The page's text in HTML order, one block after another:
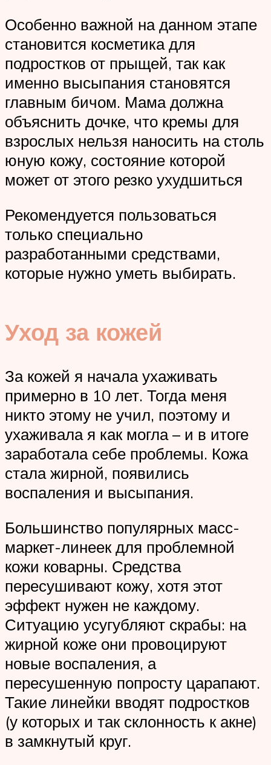
Особенно важной на данном этапе
становится косметика для
подростков от прыщей, так как
именно высыпания становятся
главным бичом. Мама должна
объяснить дочке, что кремы для
взрослых нельзя наносить на столь
юную кожу, состояние которой
может от этого резко ухудшиться
Рекомендуется пользоваться
только специально
разработанными средствами,
которые нужно уметь выбирать.
Уход за кожей
За кожей я начала ухаживать
примерно в 10 лет. Тогда меня
никто этому не учил, поэтому и
ухаживала я как могла – и в итоге
заработала себе проблемы. Кожа
стала жирной, появились
воспаления и высыпания.
Большинство популярных масс-
маркет-линеек для проблемной
кожи коварны. Средства
пересушивают кожу, хотя этот
эффект нужен не каждому.
Ситуацию усугубляют скрабы: на
жирной коже они провоцируют
новые воспаления, а
пересушенную попросту царапают.
Такие линейки вводят подростков
(у которых и так склонность к акне)
в замкнутый круг.